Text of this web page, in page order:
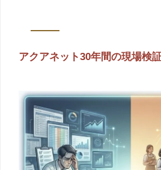
アクアネット30年間の現場検